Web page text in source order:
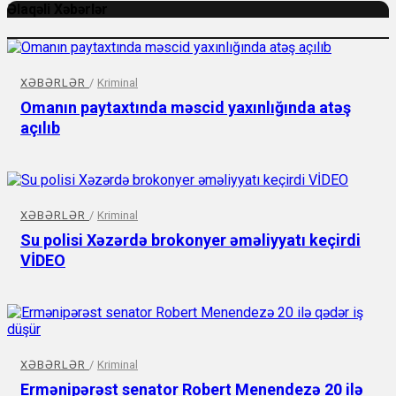
Əlaqəli Xəbərlər
XƏBƏRLƏR / Kriminal
Omanın paytaxtında məscid yaxınlığında atəş
açılıb
XƏBƏRLƏR / Kriminal
Su polisi Xəzərdə brokonyer əməliyyatı keçirdi
VİDEO
XƏBƏRLƏR / Kriminal
Ermənipərəst senator Robert Menendezə 20 ilə